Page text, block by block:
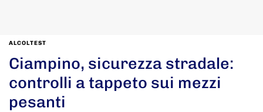
ALCOLTEST
Ciampino, sicurezza stradale:
controlli a tappeto sui mezzi
pesanti